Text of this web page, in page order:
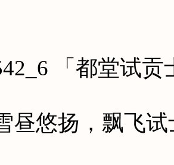
「都堂试贡
悠扬，飘飞试